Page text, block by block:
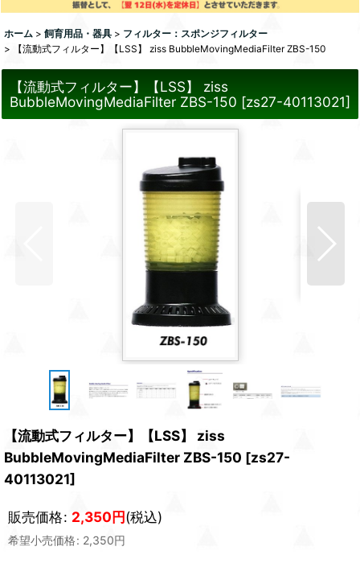
ホーム > 飼育用品・器具 > フィルター：スポンジフィルター
>
【流動式フィルター】【LSS】 ziss BubbleMovingMediaFilter ZBS-150
【流動式フィルター】【LSS】 ziss
BubbleMovingMediaFilter ZBS-150 [zs27-40113021]
【流動式フィルター】【LSS】 ziss
BubbleMovingMediaFilter ZBS-150 [zs27-
40113021]
販売価格: 2,350円(税込)
希望小売価格: 2,350円